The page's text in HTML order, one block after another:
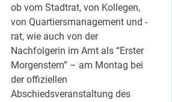
ob vom Stadtrat, von Kollegen,
von Quartiersmanagement und -
rat, wie auch von der
Nachfolgerin im Amt als “Erster
Morgenstern” – am Montag bei
der offiziellen
Abschiedsveranstaltung des